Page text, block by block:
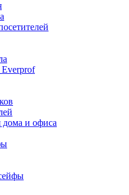
дома и офиса